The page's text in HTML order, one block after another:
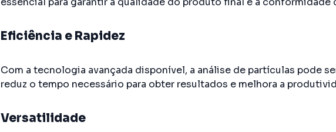
Eficiência e Rapidez
Com a tecnologia avançada disponível, a análise de partículas pode
reduz o tempo necessário para obter resultados e melhora a
Versatilidade